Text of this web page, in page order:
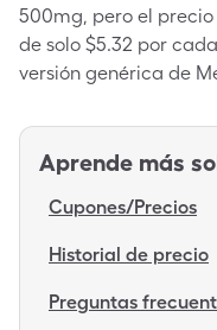
500mg, pero el
de solo $5.32 por
versión genérica de
Aprende más
Cupones/Precios
Historial de precio
Preguntas